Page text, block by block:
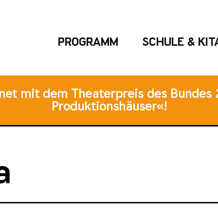
PROGRAMM SCHULE &
mit dem Theaterpreis des
Produktionshäuser«!